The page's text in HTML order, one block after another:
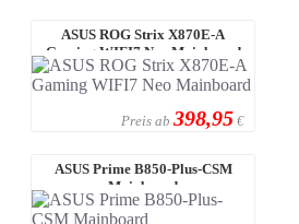
ASUS ROG Strix X870E-A
Gaming WIFI7 Neo Mainboard
Preis ab 398,95 €
ASUS Prime B850-Plus-CSM
Mainboard